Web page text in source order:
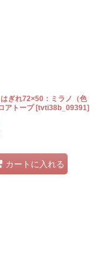
はぎれ72×50：ミラノ（色
アトープ [tvti38b_09391]
カートに入れる